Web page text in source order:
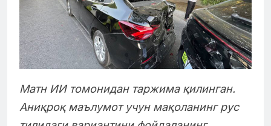
Матн ИИ томонидан таржима қилинган.
Аниқроқ маълумот учун мақоланинг рус